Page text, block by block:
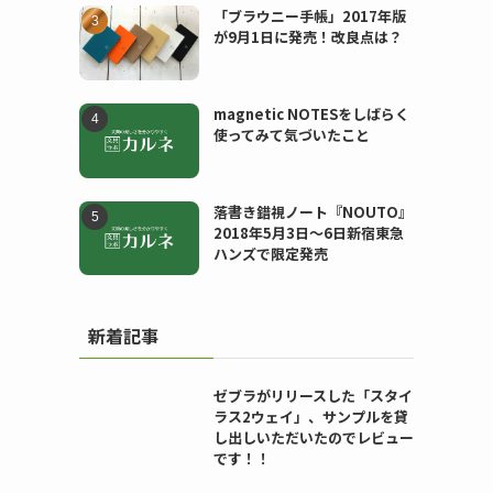
「ブラウニー手帳」2017年版
が9月1日に発売！改良点は？
magnetic NOTESをしばらく
使ってみて気づいたこと
落書き錯視ノート『NOUTO』
2018年5月3日〜6日新宿東急
ハンズで限定発売
新着記事
ゼブラがリリースした「スタイ
ラス2ウェイ」、サンプルを貸
し出しいただいたのでレビュー
です！！